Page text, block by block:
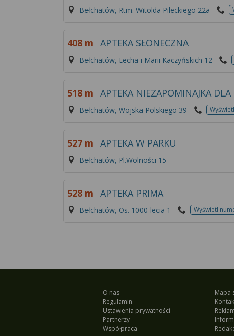
Bełchatów, Rtm. Witolda Pileckiego 22a
408 m APTEKA SŁONECZNA
Bełchatów, Lecha i Marii Kaczyńskich 12
518 m APTEKA NIEZAPOMINAJKA DLA
Bełchatów, Wojska Polskiego 39
527 m APTEKA W PARKU
Bełchatów, Pl.Wolności 15
528 m APTEKA PRIMA
Bełchatów, Os. 1000-lecia 1 Wyświetl
O nas
Regulamin
Ustawienia prywatności
Partnerzy
Współpraca
Mapa